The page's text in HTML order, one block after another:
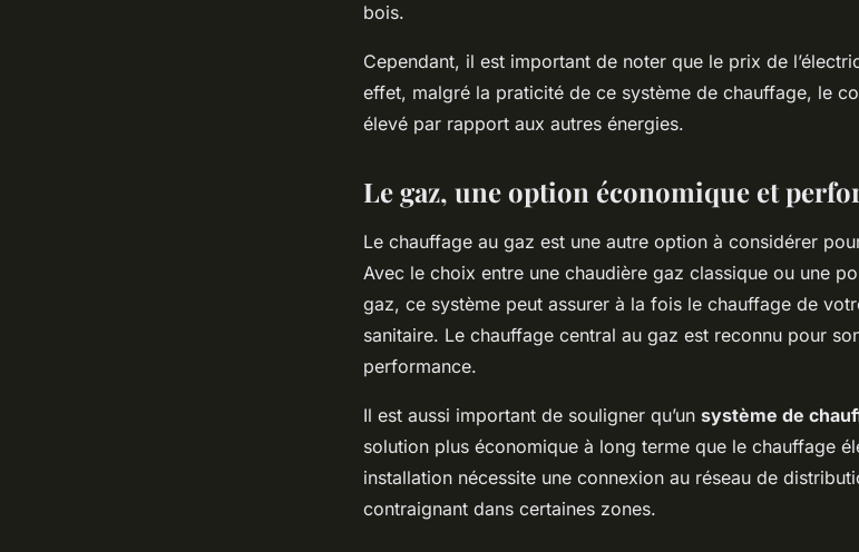
bois.
Cependant, il est important de noter que le prix de
effet, malgré la praticité de ce système de chauffage, le
élevé par rapport aux autres énergies.
Le gaz, une option économique et
Le chauffage au gaz est une autre option à considérer
Avec le choix entre une chaudière gaz classique ou une
gaz, ce système peut assurer à la fois le chauffage de
sanitaire. Le chauffage central au gaz est reconnu pour
performance.
Il est aussi important de souligner qu’un système de
solution plus économique à long terme que le chauffage
installation nécessite une connexion au réseau de
contraignant dans certaines zones.